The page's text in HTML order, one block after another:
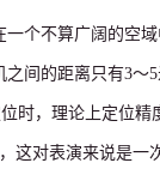
一个不算广阔的空
间的距离只有3～
位时，理论上定位
这对表演来说是一